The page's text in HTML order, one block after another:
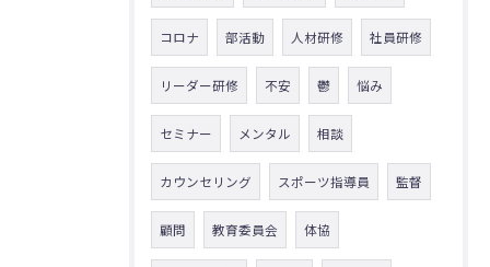
コロナ 部活動 人材研修 社員研修
リーダー研修 不安 鬱 悩み
セミナー メンタル 相談
カウンセリング スポーツ指導員 監督
顧問 教育委員会 体協